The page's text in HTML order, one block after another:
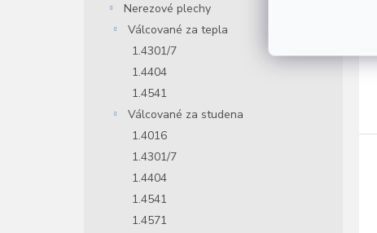
Nerezové plechy
Válcované za tepla
1.4301/7
1.4404
1.4541
Válcované za studena
1.4016
1.4301/7
1.4404
1.4541
1.4571